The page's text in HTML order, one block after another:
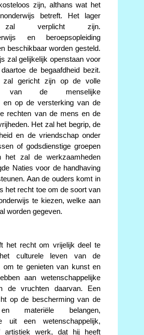
zijn, althans wat het
betreft. Het lager
zal verplicht zijn.
en beroepsopleiding
beschikbaar worden gesteld.
zal gelijkelijk openstaan voor
de begaafdheid bezit.
zal gericht zijn op de volle
van de menselijke
en op de versterking van de
rechten van de mens en de
Het zal het begrip, de
en de vriendschap onder
of godsdienstige groepen
het zal de werkzaamheden
Naties voor de handhaving
Aan de ouders komt in
het recht toe om de soort van
te kiezen, welke aan
worden gegeven.
het recht om vrijelijk deel te
culturele leven van de
om te genieten van kunst en
aan wetenschappelijke
de vruchten daarvan. Een
op de bescherming van de
materiële belangen,
uit een wetenschappelijk,
artistiek werk, dat hij heeft